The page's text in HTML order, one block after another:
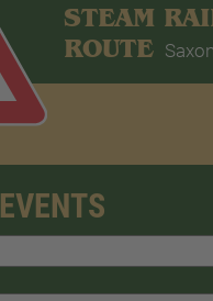
STEAM
ROUTE
EVENTS